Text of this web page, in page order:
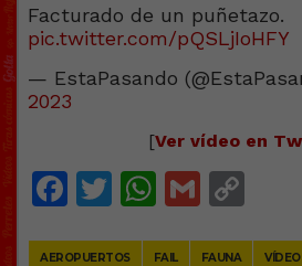
Facturado de un puñetazo.
pic.twitter.com/pQSLjIoHFY
— EstaPasando
2023
[Ver vídeo en
Facebook
TwitterGmail
AEROPUERTOS FAIL FAUNA